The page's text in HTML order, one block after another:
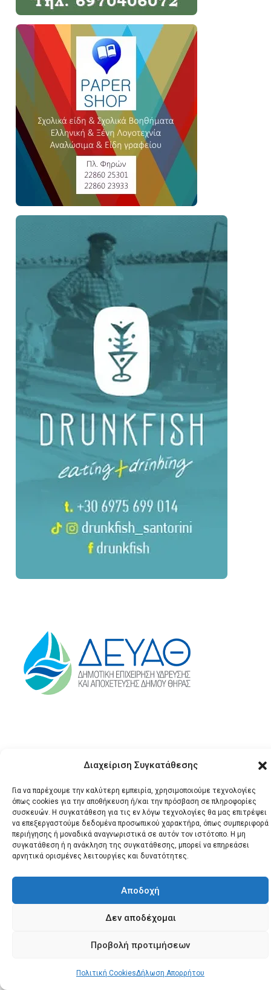
Διαχείριση Συγκατάθεσης
Για να παρέχουμε την καλύτερη εμπειρία, χρησιμοποιούμε τεχνολογίες
όπως cookies για την αποθήκευση ή/και την πρόσβαση σε πληροφορίες
συσκευών. Η συγκατάθεση για τις εν λόγω τεχνολογίες θα μας επιτρέψει
να επεξεργαστούμε δεδομένα προσωπικού χαρακτήρα, όπως συμπεριφορά
περιήγησης ή μοναδικά αναγνωριστικά σε αυτόν τον ιστότοπο. Η μη
συγκατάθεση ή η ανάκληση της συγκατάθεσης, μπορεί να επηρεάσει
αρνητικά ορισμένες λειτουργίες και δυνατότητες.
Αποδοχή
Δεν αποδέχομαι
Προβολή προτιμήσεων
Πολιτική CookiesΔήλωση Απορρήτου
© 2026 Santonews - Όλα
τα δικαιώματα
κατοχυρωμένα.